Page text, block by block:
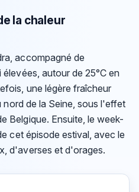
la chaleur
accompagné de
autour de 25°C en
une légère fraîcheur
nord de la Seine, sous l'effet
Belgique. Ensuite, le week-
cet épisode estival, avec le
d'averses et d'orages.